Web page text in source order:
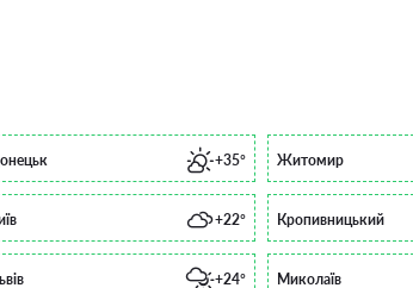
+35° Житомир
+22° Кропивницький
+24° Миколаїв